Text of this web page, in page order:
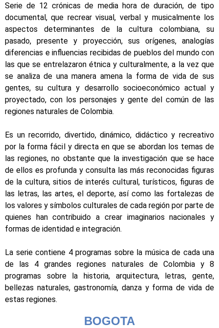
Serie de 12 crónicas de media hora de duración, de tipo
documental, que recrear visual, verbal y musicalmente los
aspectos determinantes de la cultura colombiana, su
pasado, presente y proyección, sus orígenes, analogías
diferencias e influencias recibidas de pueblos del mundo con
las que se entrelazaron étnica y culturalmente, a la vez que
se analiza de una manera amena la forma de vida de sus
gentes, su cultura y desarrollo socioeconómico actual y
proyectado, con los personajes y gente del común de las
regiones naturales de Colombia.
Es un recorrido, divertido, dinámico, didáctico y recreativo
por la forma fácil y directa en que se abordan los temas de
las regiones, no obstante que la investigación que se hace
de ellos es profunda y consulta las más reconocidas figuras
de la cultura, sitios de interés cultural, turísticos, figuras de
las letras, las artes, el deporte, así como las fortalezas de
los valores y símbolos culturales de cada región por parte de
quienes han contribuido a crear imaginarios nacionales y
formas de identidad e integración.
La serie contiene 4 programas sobre la música de cada una
de las 4 grandes regiones naturales de Colombia y 8
programas sobre la historia, arquitectura, letras, gente,
bellezas naturales, gastronomía, danza y forma de vida de
estas regiones.
BOGOTA